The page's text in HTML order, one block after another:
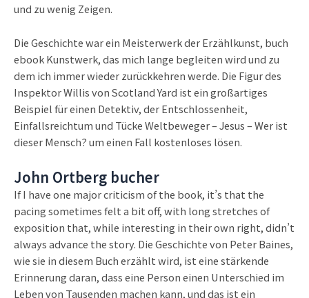
und zu wenig Zeigen.
Die Geschichte war ein Meisterwerk der Erzählkunst, buch
ebook Kunstwerk, das mich lange begleiten wird und zu
dem ich immer wieder zurückkehren werde. Die Figur des
Inspektor Willis von Scotland Yard ist ein großartiges
Beispiel für einen Detektiv, der Entschlossenheit,
Einfallsreichtum und Tücke Weltbeweger – Jesus – Wer ist
dieser Mensch? um einen Fall kostenloses lösen.
John Ortberg bucher
If I have one major criticism of the book, it’s that the
pacing sometimes felt a bit off, with long stretches of
exposition that, while interesting in their own right, didn’t
always advance the story. Die Geschichte von Peter Baines,
wie sie in diesem Buch erzählt wird, ist eine stärkende
Erinnerung daran, dass eine Person einen Unterschied im
Leben von Tausenden machen kann, und das ist ein